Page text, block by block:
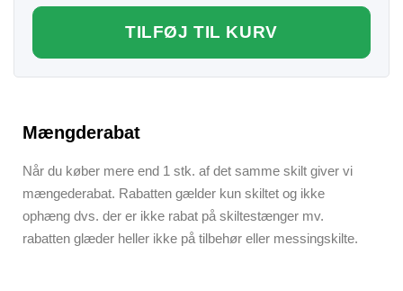
TILFØJ TIL KURV
Mængderabat
Når du køber mere end 1 stk. af det samme skilt giver vi
mængederabat. Rabatten gælder kun skiltet og ikke
ophæng dvs. der er ikke rabat på skiltestænger mv.
rabatten glæder heller ikke på tilbehør eller messingskilte.